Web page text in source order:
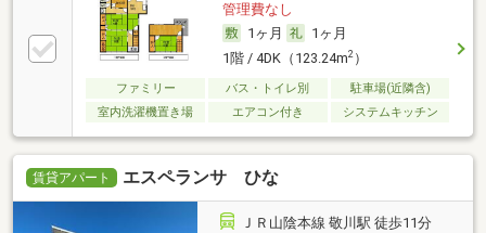
管理費なし
1ヶ月
1ヶ月
1階 / 4DK（123.24m2）
ファミリー バス・トイレ別
駐車場(近隣含)
室内洗濯機置き場
エアコン付き システムキッチン
賃貸アパート エスペランサ ひな
ＪＲ山陰本線 敬川駅 徒歩11分